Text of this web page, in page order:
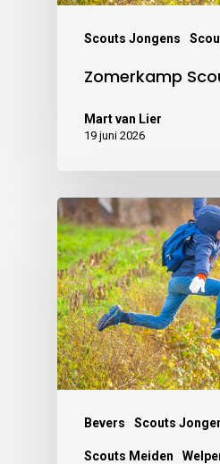
Scouts Jongens
Zomerkamp
Mart van Lier
19 juni 2026
Bevers Scouts
Scouts Meiden